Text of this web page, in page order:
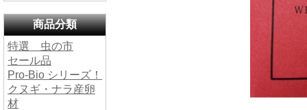
商品分類
特選 虫の市
セール品
Pro-Bio シリーズ！
クヌギ・ナラ産卵
材